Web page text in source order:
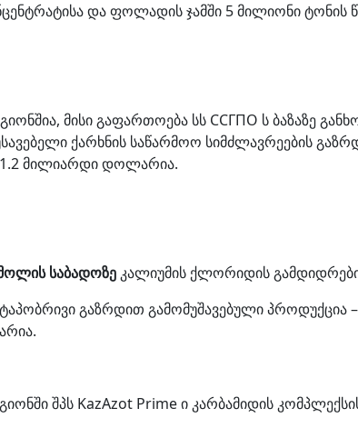
და ფოლადის ჯამში 5 მილიონი ტონის
მისი გაფართოება სს ССГПО ს ბაზაზე
ქარხნის საწარმოო სიმძლავრეების
1.2 მილიარდი დოლარია.
საბადოზე კალიუმის ქლორიდის
გაზრდით გამომუშავებული
შპს KazAzot Prime ი კარბამიდის